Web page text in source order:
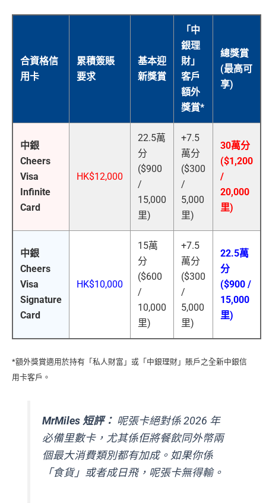
合資格信
用卡
累積簽賬
要求
基本迎
新獎賞
「中
銀理
財」
客戶
額外
獎賞*
總獎賞
(最高可
享)
中銀
Cheers
Visa
Infinite
Card
HK$12,000
22.5萬
分
($900
/
15,000
里)
+7.5
萬分
($300
/
5,000
里)
30萬分
($1,200
/
20,000
里)
中銀
Cheers
Visa
Signature
Card
HK$10,000
15萬
分
($600
/
10,000
里)
+7.5
萬分
($300
/
5,000
里)
22.5萬
分
($900 /
15,000
里)
*額外獎賞適用於持有「私人財富」或「中銀理財」賬戶之全新中銀信
用卡客戶。
MrMiles 短評： 呢張卡絕對係 2026 年
必備里數卡，尤其係佢將餐飲同外幣兩
個最大消費類別都有加成。如果你係
「食貨」或者成日飛，呢張卡無得輸。